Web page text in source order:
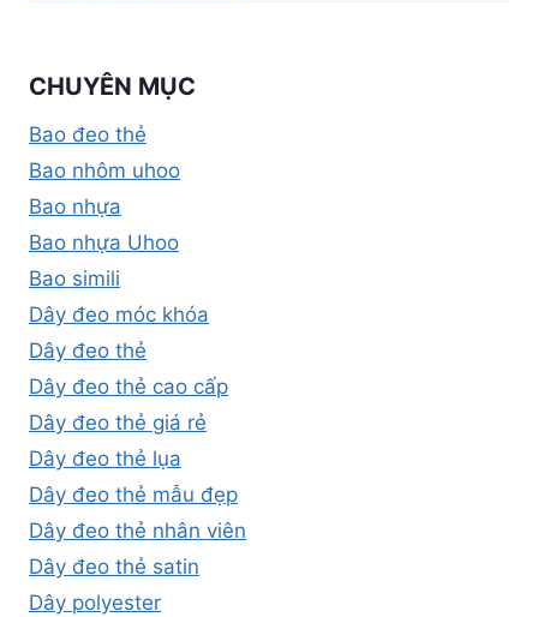
CHUYÊN MỤC
Bao đeo thẻ
Bao nhôm uhoo
Bao nhựa
Bao nhựa Uhoo
Bao simili
Dây đeo móc khóa
Dây đeo thẻ
Dây đeo thẻ cao cấp
Dây đeo thẻ giá rẻ
Dây đeo thẻ lụa
Dây đeo thẻ mẫu đẹp
Dây đeo thẻ nhân viên
Dây đeo thẻ satin
Dây polyester